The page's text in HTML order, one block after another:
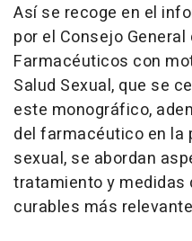
Así se recoge en el
por el Consejo General
Farmacéuticos con
Salud Sexual, que se
este monográfico,
del farmacéutico en la
sexual, se abordan
tratamiento y medidas
curables más